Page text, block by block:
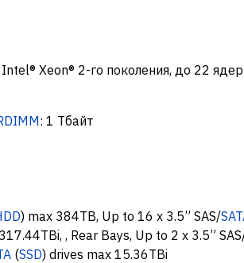
Xeon® 2-го поколения, до 22
: 1 Тбайт
) max 384TB, Up to 16 x 3.5” SAS/
, Rear Bays, Up to 2 x 3.5”
(SSD) drives max 15.36TBi